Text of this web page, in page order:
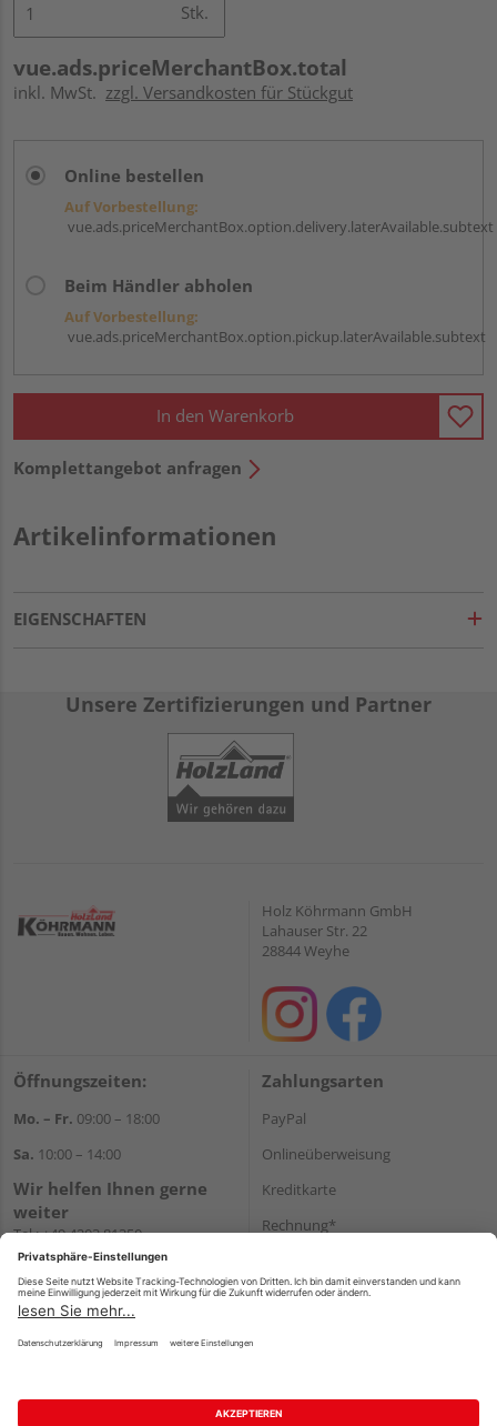
Stk.
vue.ads.priceMerchantBox.total
inkl. MwSt. zzgl. Versandkosten für Stückgut
Online bestellen
Auf Vorbestellung:
vue.ads.priceMerchantBox.option.delivery.laterAvailable.subtext
Beim Händler abholen
Auf Vorbestellung:
vue.ads.priceMerchantBox.option.pickup.laterAvailable.subtext
In den Warenkorb
Komplettangebot anfragen
Artikelinformationen
EIGENSCHAFTEN
Unsere Zertifizierungen und Partner
Holz Köhrmann GmbH
Lahauser Str. 22
28844 Weyhe
Öffnungszeiten:
Mo. – Fr. 09:00 – 18:00
Sa. 10:00 – 14:00
Wir helfen Ihnen gerne
weiter
Tel.:+49 4203 81350
E-Mail:shop@holz-
koehrmann.de
Zahlungsarten
PayPal
Onlineüberweisung
Kreditkarte
Rechnung*
Versand
Impressum AGB Widerruf
Datenschutz